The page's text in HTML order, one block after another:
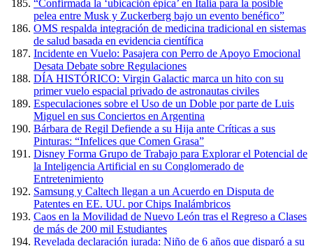
“Confirmada la ‘ubicación épica’ en Italia para la posible
pelea entre Musk y Zuckerberg bajo un evento benéfico”
OMS respalda integración de medicina tradicional en sistemas
de salud basada en evidencia científica
Incidente en Vuelo: Pasajera con Perro de Apoyo Emocional
Desata Debate sobre Regulaciones
DÍA HISTÓRICO: Virgin Galactic marca un hito con su
primer vuelo espacial privado de astronautas civiles
Especulaciones sobre el Uso de un Doble por parte de Luis
Miguel en sus Conciertos en Argentina
Bárbara de Regil Defiende a su Hija ante Críticas a sus
Pinturas: “Infelices que Comen Grasa”
Disney Forma Grupo de Trabajo para Explorar el Potencial de
la Inteligencia Artificial en su Conglomerado de
Entretenimiento
Samsung y Caltech llegan a un Acuerdo en Disputa de
Patentes en EE. UU. por Chips Inalámbricos
Caos en la Movilidad de Nuevo León tras el Regreso a Clases
de más de 200 mil Estudiantes
Revelada declaración jurada: Niño de 6 años que disparó a su